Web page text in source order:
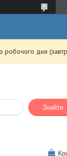
робочого дня
Знайти